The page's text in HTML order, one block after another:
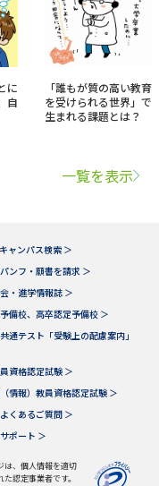
に
自
「誰もが質の高い教育
を受けられる世界」で
生まれる課題とは？
一覧を表示
ャンパス検索 ＞
ンフ・願書を請求 ＞
・進学情報誌 ＞
備校、高卒認定予備校 ＞
通テスト「受験上の配慮案内」
資格認定試験 ＞
情報）教員資格認定試験 ＞
くあるご質問 ＞
ポート ＞
は、個人情報を適切
認定事業者です。